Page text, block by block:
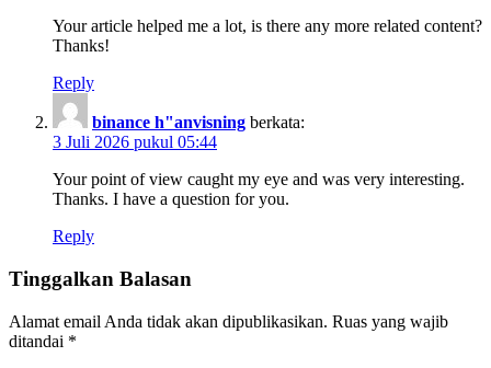
Your article helped me a lot, is there any more related content?
Thanks!
Reply
binance h"anvisning berkata:
3 Juli 2026 pukul 05:44
Your point of view caught my eye and was very interesting.
Thanks. I have a question for you.
Reply
Tinggalkan Balasan
Alamat email Anda tidak akan dipublikasikan. Ruas yang wajib
ditandai *